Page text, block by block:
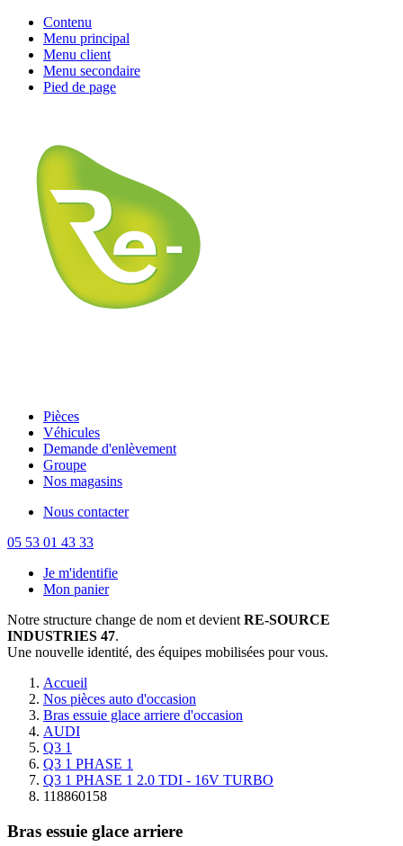
Contenu
Menu principal
Menu client
Menu secondaire
Pied de page
Pièces
Véhicules
Demande d'enlèvement
Groupe
Nos magasins
Nous contacter
05 53 01 43 33
Je m'identifie
Mon panier
Notre structure change de nom et devient RE-SOURCE
INDUSTRIES 47.
Une nouvelle identité, des équipes mobilisées pour vous.
Accueil
Nos pièces auto d'occasion
Bras essuie glace arriere d'occasion
AUDI
Q3 1
Q3 1 PHASE 1
Q3 1 PHASE 1 2.0 TDI - 16V TURBO
118860158
Bras essuie glace arriere